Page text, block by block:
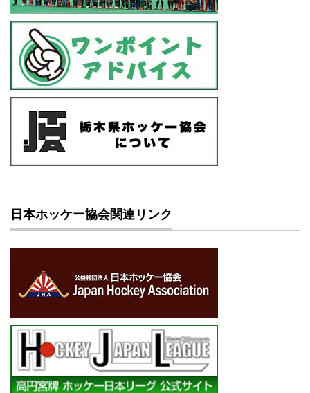
日本ホッケー協会関連リンク